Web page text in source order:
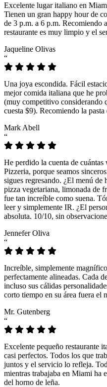
Excelente lugar italiano en
Tienen un gran happy hour de
de 3 p.m. a 6 p.m. Recomiendo
restaurante es muy limpio y el
Jaqueline Olivas
“
Una joya escondida. Fácil
mejor comida italiana que he
(muy competitivo considerando
cuesta $9). Recomiendo la
Mark Abell
“
He perdido la cuenta de
Pizzeria, porque seamos
sigues regresando. ¿El menú
pizza vegetariana, limonada de
fue tan increíble como suena.
leer y simplemente IR. ¿El
absoluta. 10/10, sin
Jennefer Oliva
“
Increíble, simplemente
perfectamente alineadas. Cada
incluso sus cálidas
corto tiempo en su área fuera el
Mr. Gutenberg
“
Excelente pequeño restaurante
casi perfectos. Todos los que
juntos y el servicio lo refleja.
mientras trabajaba en Miami ha
del horno de leña.